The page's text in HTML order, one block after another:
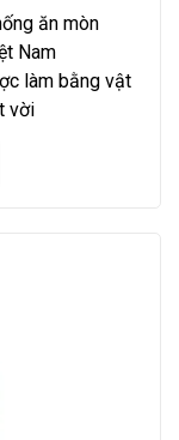
ăn mòn
Nam
làm bằng vật
vời